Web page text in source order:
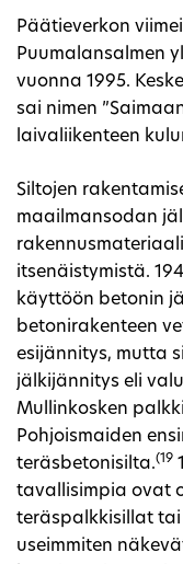
Päätieverkon
Puumalansalmen
vuonna 1995.
sai nimen
laivaliikenteen
Siltojen
maailmansodan
itsenäistymistä.
käyttöön betonin
betonirakenteen
esijännitys, mutta
jälkijännitys eli
Mullinkosken
Pohjoismaiden
teräsbetonisilta.(19
tavallisimpia ovat
teräspalkkisillat
useimmiten